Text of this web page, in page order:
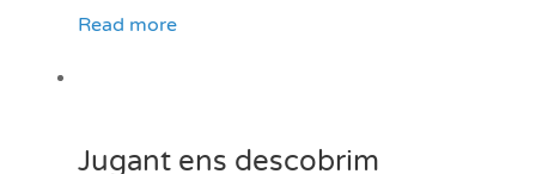
Read more
Jugant ens descobrim